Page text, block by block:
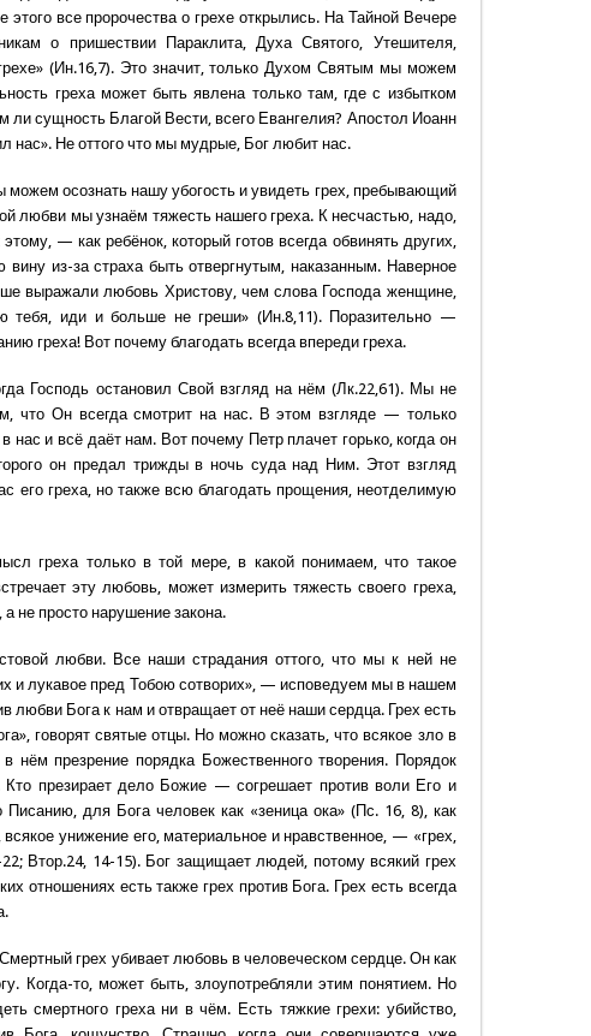
этого все пророчества о грехе открылись. На Тайной Вечере
о пришествии Параклита, Духа Святого, Утешителя,
(Ин.16,7). Это значит, только Духом Святым мы можем
греха может быть явлена только там, где с избытком
ли сущность Благой Вести, всего Евангелия? Апостол Иоанн
нас». Не оттого что мы мудрые, Бог любит нас.
можем осознать нашу убогость и увидеть грех, пребывающий
любви мы узнаём тяжесть нашего греха. К несчастью, надо,
— как ребёнок, который готов всегда обвинять других,
вину из-за страха быть отвергнутым, наказанным. Наверное
выражали любовь Христову, чем слова Господа женщине,
тебя, иди и больше не греши» (Ин.8,11). Поразительно —
греха! Вот почему благодать всегда впереди греха.
Господь остановил Свой взгляд на нём (Лк.22,61). Мы не
что Он всегда смотрит на нас. В этом взгляде — только
нас и всё даёт нам. Вот почему Петр плачет горько, когда он
он предал трижды в ночь суда над Ним. Этот взгляд
его греха, но также всю благодать прощения, неотделимую
греха только в той мере, в какой понимаем, что такое
эту любовь, может измерить тяжесть своего греха,
не просто нарушение закона.
любви. Все наши страдания оттого, что мы к ней не
и лукавое пред Тобою сотворих», — исповедуем мы в нашем
любви Бога к нам и отвращает от неё наши сердца. Грех есть
говорят святые отцы. Но можно сказать, что всякое зло в
нём презрение порядка Божественного творения. Порядок
презирает дело Божие — согрешает против воли Его и
Писанию, для Бога человек как «зеница ока» (Пс. 16, 8), как
унижение его, материальное и нравственное, — «грех,
Втор.24, 14-15). Бог защищает людей, потому всякий грех
отношениях есть также грех против Бога. Грех есть всегда
грех убивает любовь в человеческом сердце. Он как
Когда-то, может быть, злоупотребляли этим понятием. Но
смертного греха ни в чём. Есть тяжкие грехи: убийство,